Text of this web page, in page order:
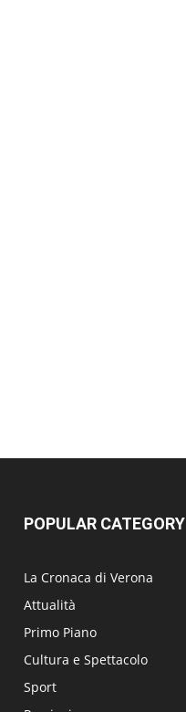
POPULAR CATEGORY
La Cronaca di Verona
Attualità
Primo Piano
Cultura e Spettacolo
Sport